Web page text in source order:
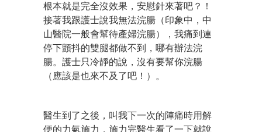
根本就是完全沒效果，安慰針來著吧？！
接著我跟護士說我無法浣腸（印象中，中
山醫院一般會幫待產婦浣腸），我痛到連
停下顫抖的雙腿都做不到，哪有辦法浣
腸。護士只冷靜的說，沒有要幫你浣腸
（應該是也來不及了吧！）。
醫生到了之後，叫我下一次的陣痛時用解
便的力氣施力，施力完醫生看了一下就說